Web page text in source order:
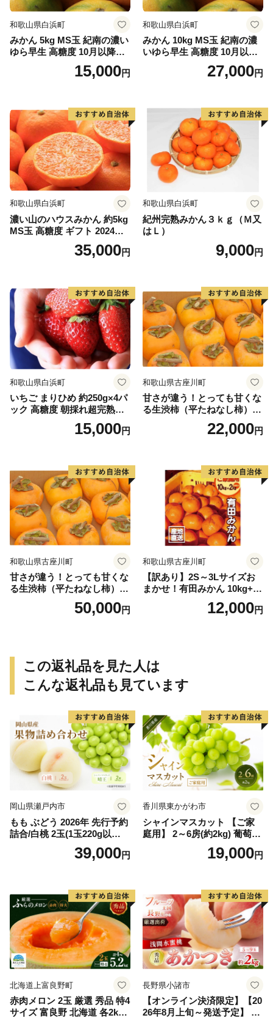
和歌山県白浜町
みかん 5kg MS玉 紀南の濃い
ゆら早生 高糖度 10月以降発
送 マルチ被覆栽培15,000円
和歌山県白浜町
みかん 10kg MS玉 紀南の濃
いゆら早生 高糖度 10月以降
発送 マルチ被覆栽培27,000円
和歌山県白浜町
濃い山のハウスみかん 約5kg
MS玉 高糖度 ギフト 2024年7
35,000円
和歌山県白浜町
紀州完熟みかん３ｋｇ（Ｍ又
はＬ）
9,000円
和歌山県白浜町
いちご まりひめ 約250g×4パ
ック 高糖度 朝採れ超完熟ま
りひめ 1月以降発送分
15,000円
和歌山県古座川町
甘さが違う！とっても甘くな
る生渋柿（平たねなし柿）吊
ップ付約4.5～5kg 約24～30
22,000円
和歌山県古座川町
甘さが違う！とっても甘くな
る生渋柿（平たねなし柿）吊
ップ付約14.5～15kg 約60～
50,000円
和歌山県古座川町
【訳あり】2S～3Lサイズお
まかせ！有田みかん 10kg+2k
g保証分 11月から12月下旬ま
でに順次発送致します。 / 訳
12,000円
この返礼品を見た人は
こんな返礼品も見ています
岡山県瀬戸内市
もも ぶどう 2026年 先行予約
詰合/白桃 2玉(1玉220g以
上)・シャインマスカット 晴
39,000円
香川県東かがわ市
シャインマスカット 【ご家
庭用】 2～6房(約2kg) 葡萄 ぶ
どう ブドウ フルーツ 果物 く
だもの 果実 旬の果物 旬のフ
19,000円
北海道上富良野町
赤肉メロン 2玉 厳選 秀品 特4
サイズ 富良野 北海道 各2kg
長野県小諸市
【オンライン決済限定】【20
26年8月上旬～発送予定】 先